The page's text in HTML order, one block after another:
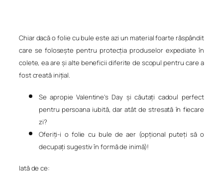
Chiar dacă o folie cu bule este azi un material foarte răspândit
care se folosește pentru protecția produselor expediate în
colete, ea are și alte beneficii diferite de scopul pentru care a
fost creată inițial.
Se apropie Valentine's Day și căutați cadoul perfect
pentru persoana iubită, dar atât de stresată în fiecare
zi?
Oferiți-i o folie cu bule de aer (opțional puteți să o
decupați sugestiv în formă de inimă)!
Iată de ce: